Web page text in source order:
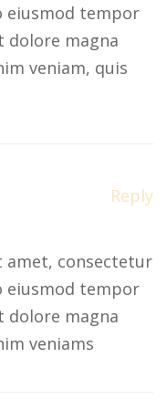
eiusmod tempor
dolore magna
veniam, quis
Reply
amet, consectetur
eiusmod tempor
dolore magna
veniams